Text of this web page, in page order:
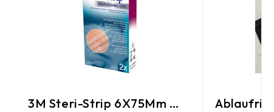
3M Steri-Strip 6X75Mm Weiss